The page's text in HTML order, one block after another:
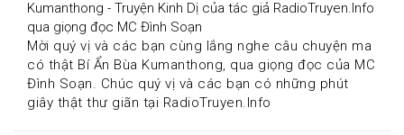
Kumanthong - Truyện Kinh Dị của tác giả RadioTruyen.Info
qua giọng đọc MC Đình Soạn
Mời quý vị và các bạn cùng lắng nghe câu chuyện ma
có thật Bí Ẩn Bùa Kumanthong, qua giọng đọc của MC
Đình Soạn. Chúc quý vị và các bạn có những phút
giây thật thư giãn tại RadioTruyen.Info